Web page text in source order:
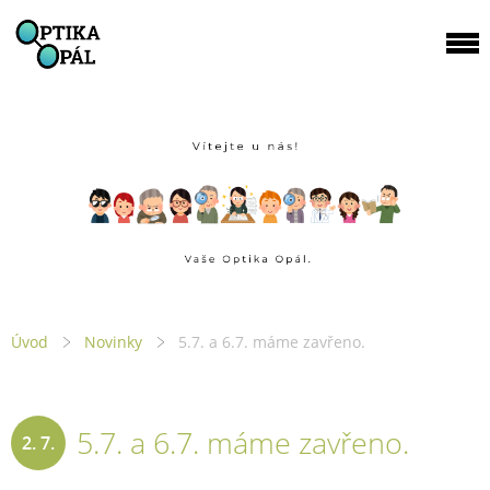
Úvod Novinky 5.7. a 6.7. máme zavřeno.
2. 7. 5.7. a 6.7. máme zavřeno.